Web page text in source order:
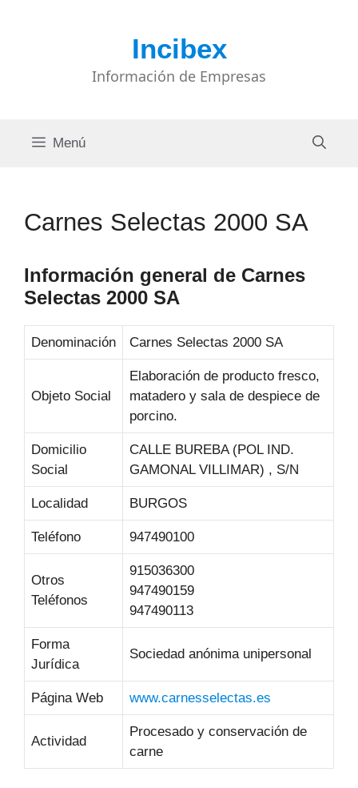
Incibex
Información de Empresas
Menú
Carnes Selectas 2000 SA
Información general de Carnes
Selectas 2000 SA
Denominación Carnes Selectas 2000 SA
Objeto Social
Elaboración de producto fresco,
matadero y sala de despiece de
porcino.
Domicilio
Social
CALLE BUREBA (POL IND.
GAMONAL VILLIMAR) , S/N
Localidad BURGOS
Teléfono 947490100
Otros
Teléfonos
915036300
947490159
947490113
Forma
Jurídica
Sociedad anónima unipersonal
Página Web www.carnesselectas.es
Actividad
Procesado y conservación de
carne